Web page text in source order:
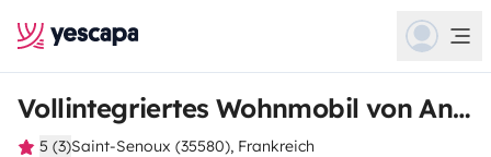
Vollintegriertes Wohnmobil von Anthony
5 (3)Saint-Senoux (35580), Frankreich